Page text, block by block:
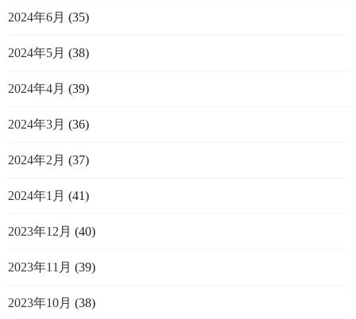
2024年6月 (35)
2024年5月 (38)
2024年4月 (39)
2024年3月 (36)
2024年2月 (37)
2024年1月 (41)
2023年12月 (40)
2023年11月 (39)
2023年10月 (38)